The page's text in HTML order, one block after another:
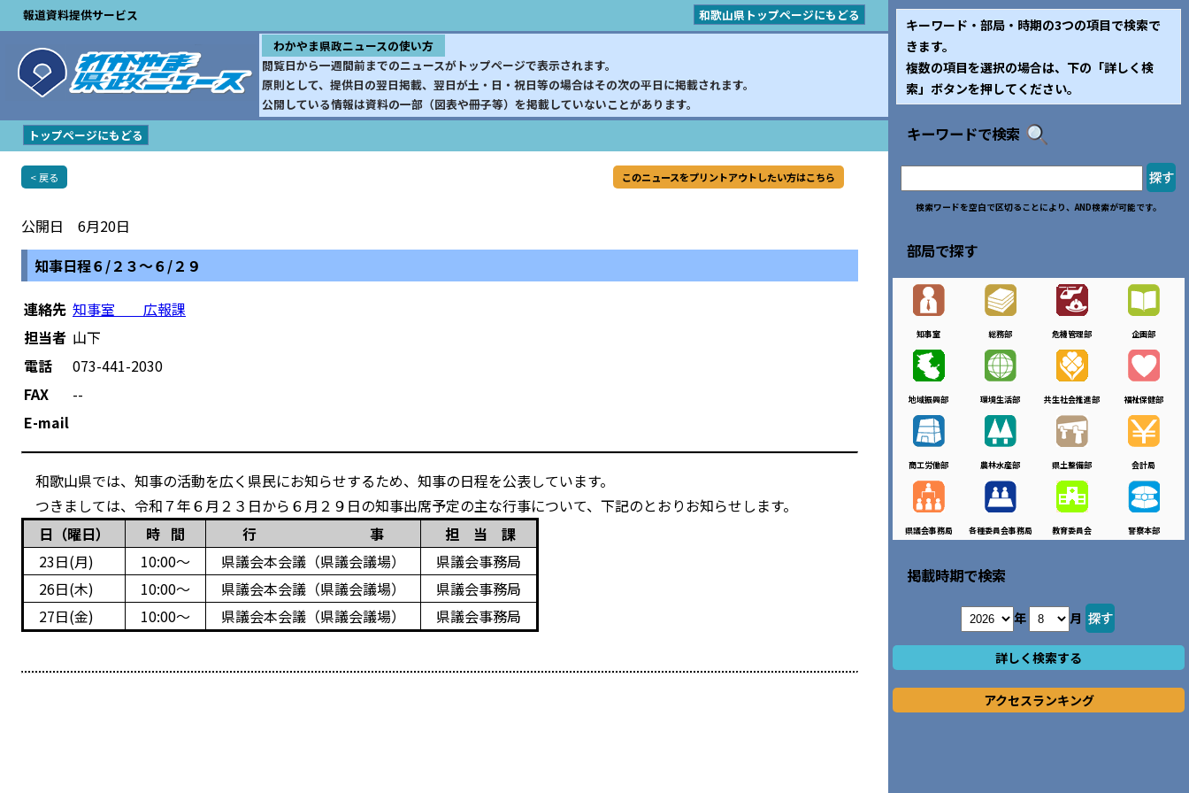
報道資料提供サービス
和歌山県トップページにもどる
わかやま県政ニュースの使い方
閲覧日から一週間前までのニュースがトップページで表示されます。
原則として、提供日の翌日掲載、翌日が土・日・祝日等の場合はその次の平日に掲載されます。
公開している情報は資料の一部（図表や冊子等）を掲載していないことがあります。
トップページにもどる
< 戻る このニュースをプリントアウトしたい方はこちら
公開日 6月20日
知事日程６/２３～６/２９
連絡先 知事室 広報課
担当者 山下
電話
073-441-2030
FAX
--
E-mail
和歌山県では、知事の活動を広く県民にお知らせするため、知事の日程を公表しています。
つきましては、令和７年６月２３日から６月２９日の知事出席予定の主な行事について、下記のとおりお知らせします。
日（曜日）
時 間 行 事
担 当 課
23日(月)
10:00～ 県議会本会議（県議会議場）
県議会事務局
26日(木)
10:00～ 県議会本会議（県議会議場）
県議会事務局
27日(金)
10:00～ 県議会本会議（県議会議場） 県議会事務局
キーワード・部局・時期の3つの項目で検索で
きます。
複数の項目を選択の場合は、下の「詳しく検
索」ボタンを押してください。
キーワードで検索
検索ワードを空白で区切ることにより、AND検索が可能です。
部局で探す
知事室 総務部 危機管理部 企画部
地域振興部 環境生活部 共生社会推進部 福祉保健部
商工労働部 農林水産部 県土整備部 会計局
県議会事務局 各種委員会事務局 教育委員会 警察本部
掲載時期で検索
年 月
詳しく検索する
アクセスランキング